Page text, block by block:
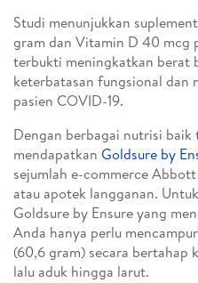
Studi menunjukkan
gram dan Vitamin D 40 mcg
terbukti meningkatkan berat
keterbatasan fungsional dan
pasien COVID-19.
Dengan berbagai nutrisi baik
mendapatkan Goldsure by
sejumlah e-commerce
atau apotek langganan.
Goldsure by Ensure yang
Anda hanya perlu
(60,6 gram) secara bertahap
lalu aduk hingga larut.